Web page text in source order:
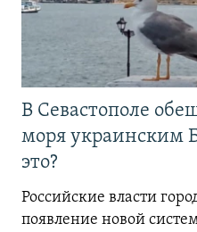
В Севастополе
моря украинским
это?
Российские власти
появление новой